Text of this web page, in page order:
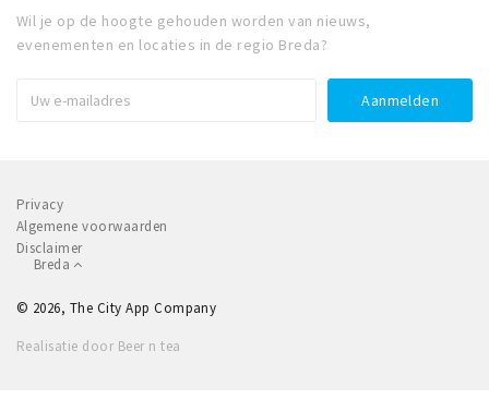
Wil je op de hoogte gehouden worden van nieuws,
evenementen en locaties in de regio Breda?
Privacy
Algemene voorwaarden
Disclaimer
Breda
© 2026, The City App Company
Realisatie door Beer n tea